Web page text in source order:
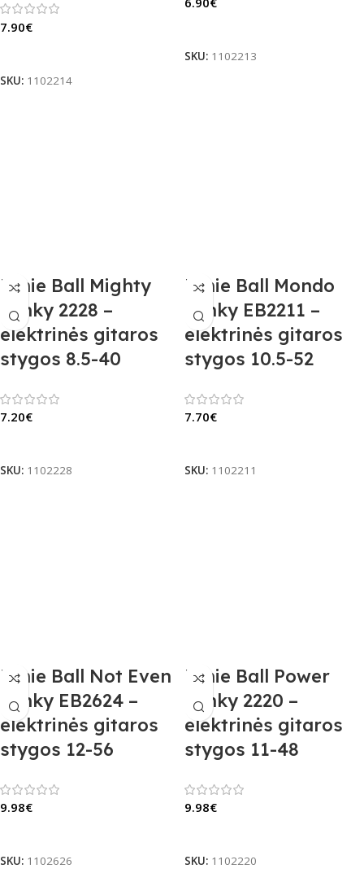
7.90€
SKU: 1102214
SKU: 1102213
Ernie Ball Mighty
Slinky 2228 –
elektrinės gitaros
stygos 8.5-40
7.20€
SKU: 1102228
Ernie Ball Mondo
Slinky EB2211 –
elektrinės gitaros
stygos 10.5-52
7.70€
SKU: 1102211
Ernie Ball Not Even
Slinky EB2624 –
elektrinės gitaros
stygos 12-56
9.98€
SKU: 1102626
Ernie Ball Power
Slinky 2220 –
elektrinės gitaros
stygos 11-48
9.98€
SKU: 1102220